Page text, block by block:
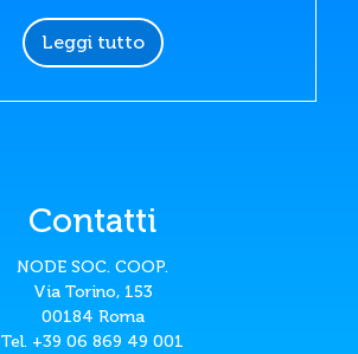
Leggi tutto
Contatti
NODE SOC. COOP.
Via Torino, 153
00184 Roma
Tel. +39 06 869 49 001